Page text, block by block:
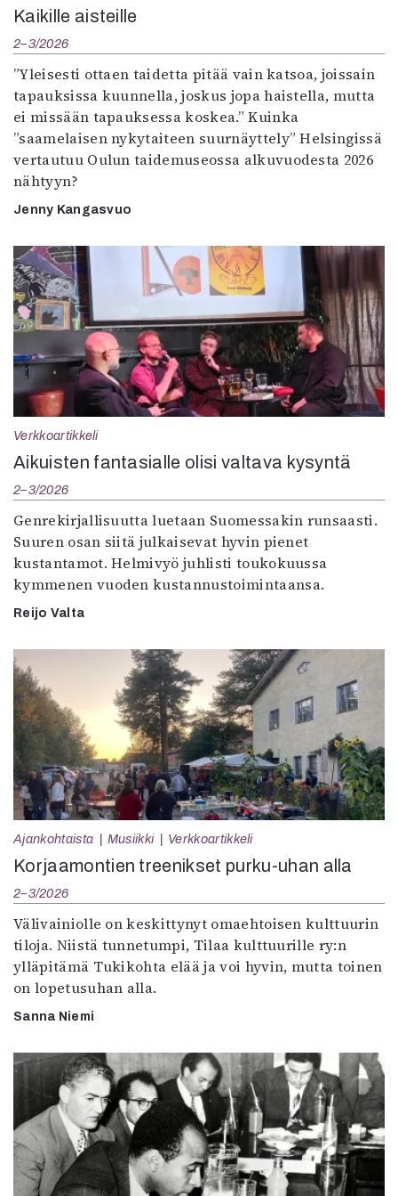
Kaikille aisteille
2–3/2026
”Yleisesti ottaen taidetta pitää vain katsoa, joissain
tapauksissa kuunnella, joskus jopa haistella, mutta
ei missään tapauksessa koskea.” Kuinka
”saamelaisen nykytaiteen suurnäyttely” Helsingissä
vertautuu Oulun taidemuseossa alkuvuodesta 2026
nähtyyn?
Jenny Kangasvuo
Verkkoartikkeli
Aikuisten fantasialle olisi valtava kysyntä
2–3/2026
Genrekirjallisuutta luetaan Suomessakin runsaasti.
Suuren osan siitä julkaisevat hyvin pienet
kustantamot. Helmivyö juhlisti toukokuussa
kymmenen vuoden kustannustoimintaansa.
Reijo Valta
Ajankohtaista Musiikki Verkkoartikkeli
Korjaamontien treenikset purku-uhan alla
2–3/2026
Välivainiolle on keskittynyt omaehtoisen kulttuurin
tiloja. Niistä tunnetumpi, Tilaa kulttuurille ry:n
ylläpitämä Tukikohta elää ja voi hyvin, mutta toinen
on lopetusuhan alla.
Sanna Niemi